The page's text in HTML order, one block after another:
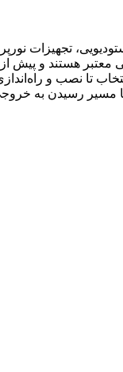
تجهیزات
هستند و
تا نصب و
رسیدن به خروجی